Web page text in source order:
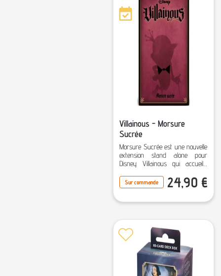
Villainous - Morsure
Sucrée
Morsure Sucrée est une nouvelle
extension stand alone pour
Disney Villainous qui accueille
Sucrerie des Mondes de Ralph
et Shere Khan du Livre de la
Sur commande 24,90€